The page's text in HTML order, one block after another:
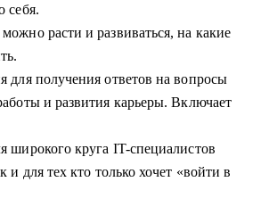
себя.
расти и развиваться, на какие
для получения ответов на вопросы
и развития карьеры. Включает
широкого круга IT-специалистов
и для тех кто только хочет «войти в